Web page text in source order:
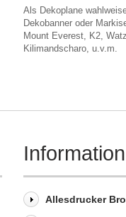
Als Dekoplane
Dekobanner oder
Mount Everest, K2,
Kilimandscharo, u.v.m.
Information
Allesdrucker